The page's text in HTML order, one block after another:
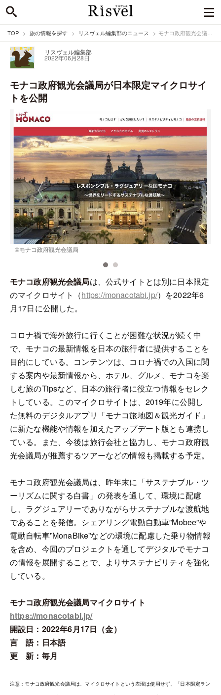
TOP 旅の情報を探す リスヴェル編集部のニュース モナコ政府観光会議局が日本限定マイクロサイトを公開
リスヴェル編集部
2022年06月28日
モナコ政府観光会議局が日本限定マイクロサイ
トを公開
©️モナコ政府観光会議局
モナコ政府観光会議局は、公式サイトとは別に日本限定
のマイクロサイト（https://monacotabi.jp/）を2022年6
月17日に公開した。
コロナ禍で海外旅行に行くことが困難な状況が続く中
で、モナコの最新情報を日本の旅行者に提供することを
目的にしている。コンテンツは、コロナ禍での入国に関
する案内や最新情報から、ホテル、グルメ、モナコを楽
しむ旅のTipsなど、日本の旅行者に役立つ情報をセレク
トしている。このマイクロサイトは、2019年に公開し
た無料のデジタルアプリ「モナコ旅地図＆観光ガイド」
に新たな機能や情報を加えたアップデート版とも連携し
ている。また、今後は旅行会社と協力し、モナコ政府観
光会議局が推薦するツアーなどの情報も掲載する予定。
モナコ政府観光会議局は、昨年末に「サステナブル・ツ
ーリズムに関する白書」の発表を通して、環境に配慮
し、ラグジュアリーでありながらサステナブルな渡航地
であることを発信。シェアリング電動自動車”Mobee”や
電動自転車”MonaBike”などの環境に配慮した乗り物情報
を含め、今回のプロジェクトを通してデジタルでモナコ
の情報を展開することで、よりサステナビリティを強化
している。
モナコ政府観光会議局マイクロサイト
https://monacotabi.jp/
開設日：2022年6月17日（金）
言 語：日本語
更 新：毎月
注意：モナコ政府観光会議局は、マイクロサイトという表現は使用せず、「日本限定ラン